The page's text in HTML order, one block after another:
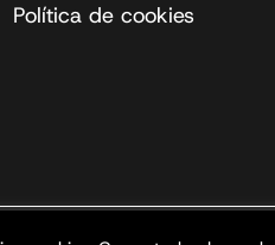
Política de cookies